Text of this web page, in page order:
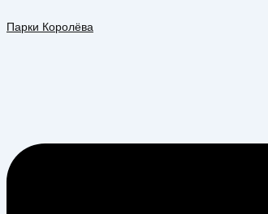
кПарки Королёва